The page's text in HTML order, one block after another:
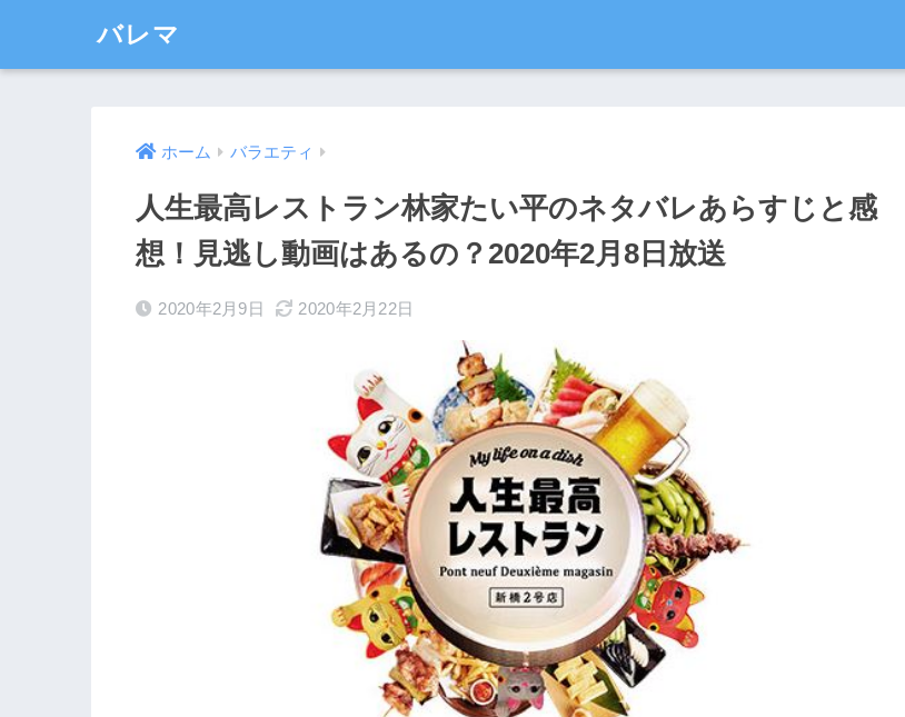
バレマ
ホーム バラエティ
人生最高レストラン林家たい平のネタバレあらすじと感
想！見逃し動画はあるの？2020年2月8日放送
2020年2月9日 2020年2月22日